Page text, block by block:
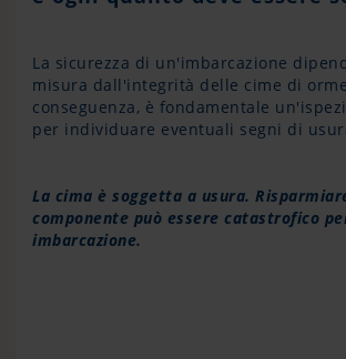
La sicurezza di un'imbarcazione
misura dall'integrità delle cime di
conseguenza, è fondamentale
per individuare eventuali segni di
La cima è soggetta a usura.
componente può essere catastrofico
imbarcazione.